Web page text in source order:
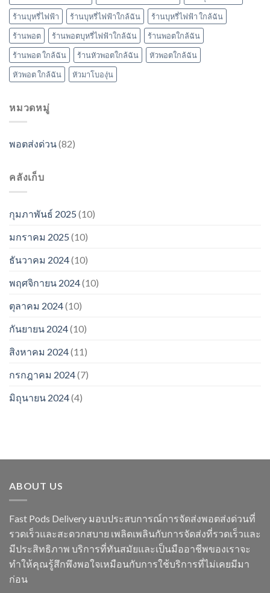
ร้านบุหรี่ไฟฟ้า
ร้านบุหรี่ไฟฟ้าใกล้ฉัน
ร้านบุหรี่ไฟฟ้า ใกล้ฉัน
ร้านพอต
ร้านพอตบุหรี่ไฟฟ้าใกล้ฉัน
ร้านพอตใกล้ฉัน
ร้านพอต ใกล้ฉัน
ร้านหัวพอตใกล้ฉัน
หัวพอตใกล้ฉัน
หัวพอต ใกล้ฉัน
หัวมาโบองุ่น
หมวดหมู่
พอตส่งด่วน(82)
คลังเก็บ
กุมภาพันธ์ 2025 (10)
มกราคม 2025 (10)
ธันวาคม 2024(10)
พฤศจิกายน 2024(10)
ตุลาคม 2024(10)
กันยายน 2024(10)
สิงหาคม 2024(11)
กรกฎาคม 2024(7)
มิถุนายน 2024(4)
ABOUT US
Fast Pods Delivery มอบประสบการณ์การจัดส่งพอตส่งด่วนที่
รวดเร็วและสะดวกสบาย เพลิดเพลินกับการจัดส่งที่รวดเร็วและ
มีประสิทธิภาพ บริการที่ทันสมัยและเป็นมืออาชีพของเราจะ
ทำให้คุณรู้สึกพึงพอใจเหมือนกับการใช้บริการที่ไม่เคยมีมา
ก่อน